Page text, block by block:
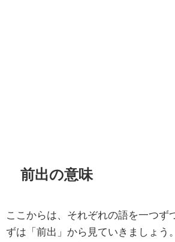
前出の意味
ここからは、それぞれの語を一つず
ずは「前出」から見ていきましょう